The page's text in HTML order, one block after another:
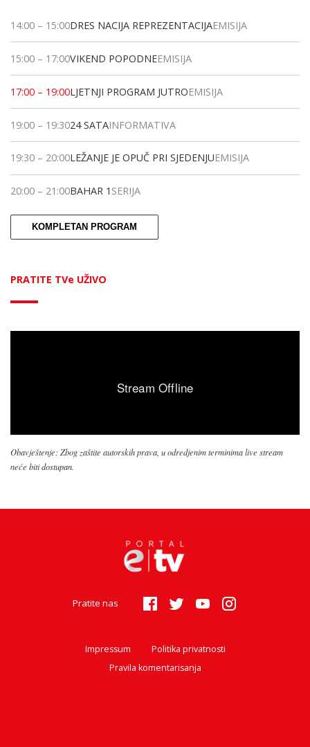
14:00 – 15:00DRES NACIJA REPREZENTACIJAEMISIJA
15:00 – 17:00VIKEND POPODNEEMISIJA
17:00 – 19:00LJETNJI PROGRAM JUTROEMISIJA
19:00 – 19:3024 SATAINFORMATIVA
19:30 – 20:00LEŽANJE JE OPUČ PRI SJEDENJUEMISIJA
20:00 – 21:00BAHAR 1 SERIJA
KOMPLETAN PROGRAM
PRATITE TVe UŽIVO
Obavještenje: Zbog zaštite autorskih prava, u odredjenim terminima live stream
neće biti dostupan.
Pratite nas
Impressum
Politika privatnosti
Pravila komentarisanja